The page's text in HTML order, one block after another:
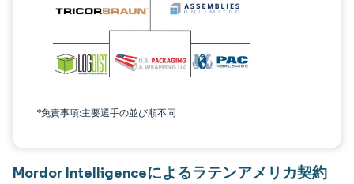
*免責事項:主要選手の並び順不同
Mordor Intelligenceによるラテンアメリカ契約